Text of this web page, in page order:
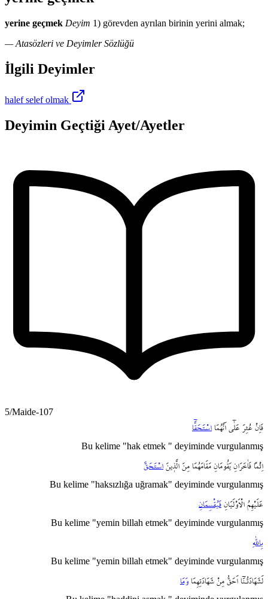
yerine geçmek Deyim 1) görevden ayrılan birinin yerini almak;
— Atasözleri ve Deyimler Sözlüğü
İlgili Deyimler
halef selef olmak
Deyimin Geçtiği Ayet/Ayetler
5/Maide-107
فَاِنْ عُثِرَ عَلٰٓى اَنَّهُمَا اسْتَحَقَّٓا
Bu kelime "hak etmek " deyiminde vurgulanmış
اِثْماً فَاٰخَرَانِ يَقُومَانِ مَقَامَهُمَا مِنَ الَّذ۪ينَ اسْتَحَقَّ
Bu kelime "haksızlığa uğramak" deyiminde vurgulanmış
عَلَيْهِمُ الْاَوْلَيَانِ فَيُقْسِمَانِ
Bu kelime "yemin billah etmek" deyiminde vurgulanmış
بِاللّٰهِ
Bu kelime "yemin billah etmek" deyiminde vurgulanmış
لَشَهَادَتُـنَٓا اَحَقُّ مِنْ شَهَادَتِهِمَا وَمَا